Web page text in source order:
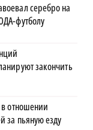
серебро на
футболу
закончить
отношении
за пьяную езду